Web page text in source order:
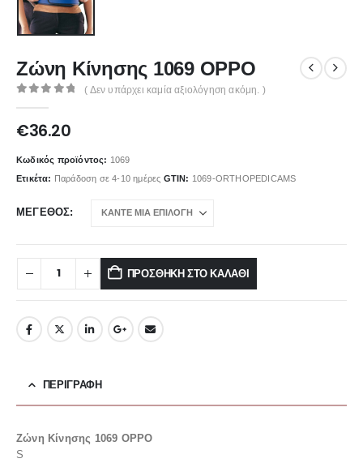
Ζώνη Κίνησης 1069 OPPO
( Δεν υπάρχει καμία αξιολόγηση ακόμη. )
€36.20
Κωδικός προϊόντος: 1069
Ετικέτα: Παράδοση σε 4-10 ημέρες GTIN: 1069-ORTHOPEDICAMS
ΜΈΓΕΘΟΣ
ΠΡΟΣΘΉΚΗ ΣΤΟ ΚΑΛΆΘΙ
ΠΕΡΙΓΡΑΦΉ
Ζώνη Κίνησης 1069 OPPO
S